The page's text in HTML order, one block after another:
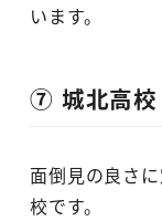
います。
⑦ 城北高校
面倒見の良さ
校です。